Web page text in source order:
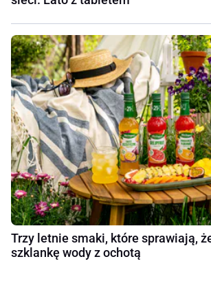
Trzy letnie smaki, które sprawiają,
szklankę wody z ochotą